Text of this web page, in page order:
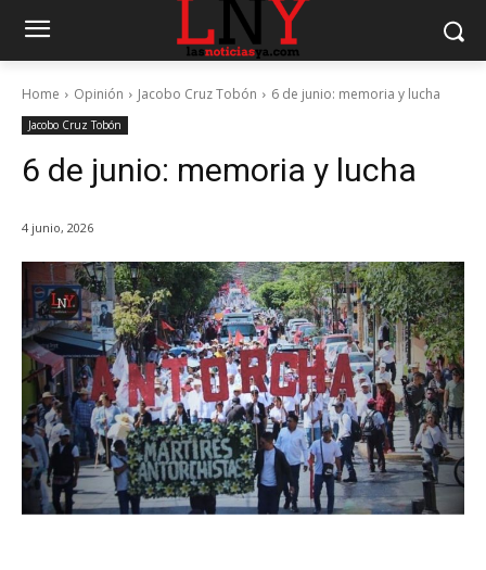
Home Opinión Jacobo Cruz Tobón 6 de junio: memoria y lucha
Jacobo Cruz Tobón
6 de junio: memoria y lucha
4 junio, 2026